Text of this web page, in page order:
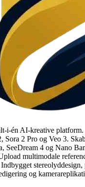
i-én AI-kreative
Sora 2 Pro og Veo 3.
SeeDream 4 og Nano
multimodale
stereolyddesign,
og